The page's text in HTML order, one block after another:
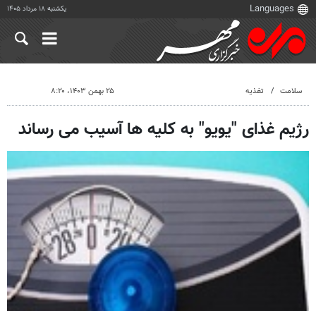
یکشنبه ۱۸ مرداد ۱۴۰۵
سلامت تغذیه ۲۵ بهمن ۱۴۰۳، ۸:۲۰
رژیم غذای "یویو" به کلیه ها آسیب می رساند